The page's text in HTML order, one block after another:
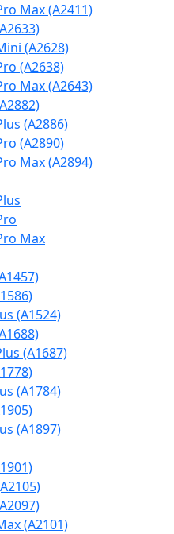
Max (A2411)
(A2628)
(A2638)
Max (A2643)
(A2886)
(A2890)
Max (A2894)
Max
(A1524)
(A1687)
(A1784)
(A1897)
(A2101)